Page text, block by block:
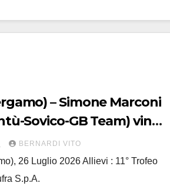
– Simone Marconi
Sovico-GB Team) vince
Nastroflex Cufra S.p.A.
Allievi
BERNARDI VITO
26 Luglio 2026 Allievi : 11° Trofeo
S.p.A.